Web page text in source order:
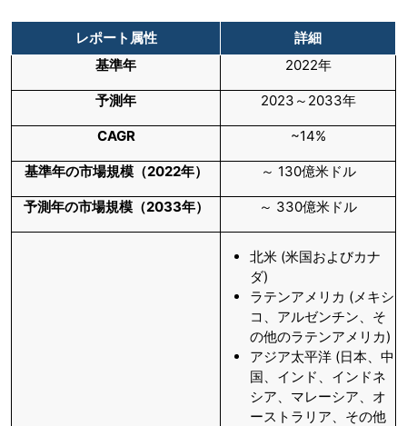
レポート属性
詳細
基準年
2022年
予測年 2023～2033年
CAGR ~14%
基準年の市場規模（2022年） ～ 130億米ドル
予測年の市場規模（2033年） ～ 330億米ドル
北米 (米国およびカナ
ダ)
ラテンアメリカ (メキシ
コ、アルゼンチン、そ
の他のラテンアメリカ)
アジア太平洋 (日本、中
国、インド、インドネ
シア、マレーシア、オ
ーストラリア、その他